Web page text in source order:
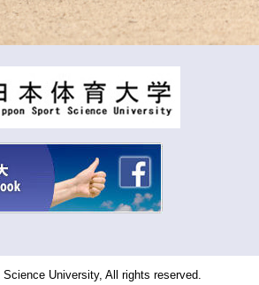
University, All rights reserved.